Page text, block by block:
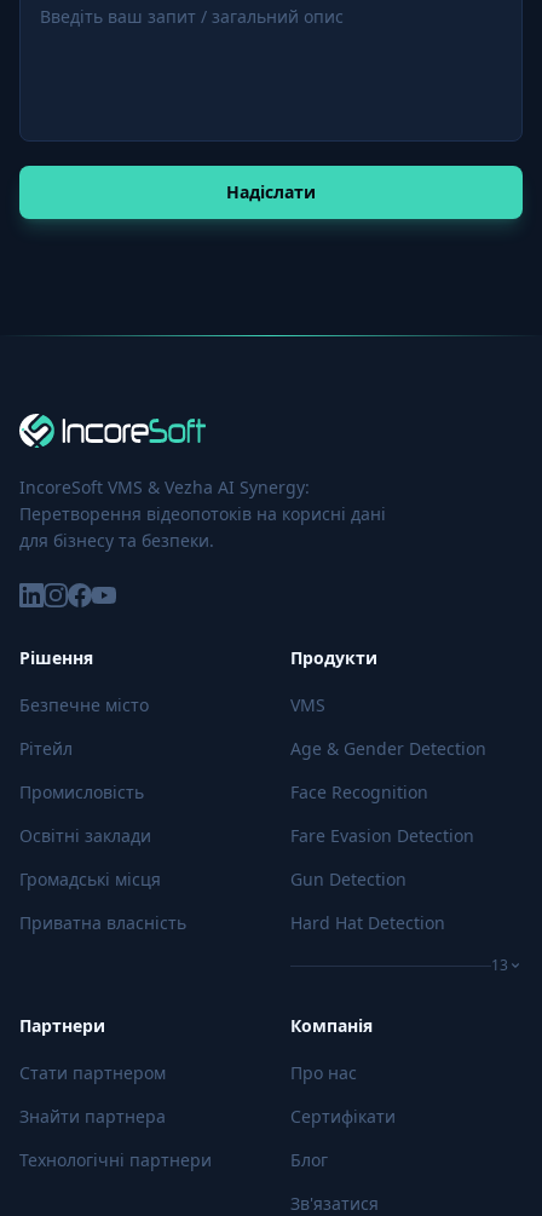
Надіслати
IncoreSoft VMS & Vezha AI Synergy:
Перетворення відеопотоків на корисні дані
для бізнесу та безпеки.
Рішення
Безпечне місто
Рітейл
Промисловість
Освітні заклади
Громадські місця
Приватна власність
Продукти
VMS
Age & Gender Detection
Face Recognition
Fare Evasion Detection
Gun Detection
Hard Hat Detection
13
Партнери
Стати партнером
Знайти партнера
Технологічні партнери
Компанія
Про нас
Сертифікати
Блог
Зв'язатися